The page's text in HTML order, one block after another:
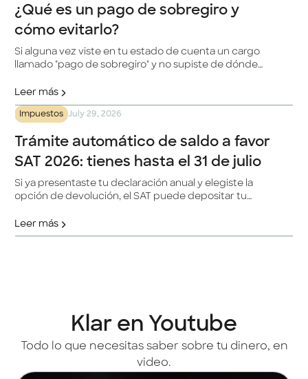
¿Qué es un pago de sobregiro y
cómo evitarlo?
Si alguna vez viste en tu estado de cuenta un cargo
llamado "pago de sobregiro" y no supiste de dónde
menos se explican en los estados de cuenta
tradicionales, y entenderlo te ayuda a evitar cargos
que no esperabas.
Leer más
Impuestos July 29, 2026
Trámite automático de saldo a favor
SAT 2026: tienes hasta el 31 de julio
Si ya presentaste tu declaración anual y elegiste la
opción de devolución, el SAT puede depositar tu
necesitas saber.
Leer más
Klar en Youtube
Todo lo que necesitas saber sobre tu dinero, en
video.